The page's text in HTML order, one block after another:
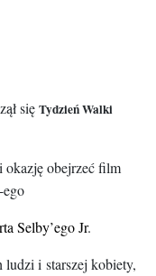
się Tydzień Walki
obejrzeć film
ego
Selby’ego Jr.
ludzi i starszej kobiety,